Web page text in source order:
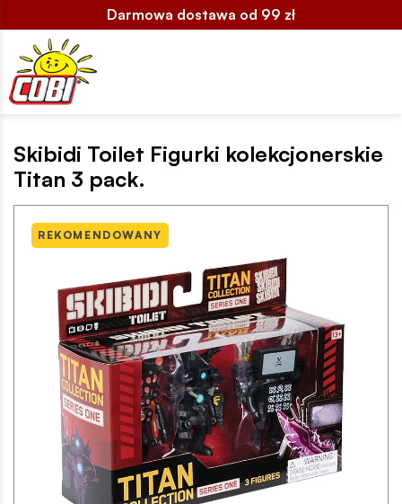
Darmowa dostawa od 99 zł
Skibidi Toilet Figurki kolekcjonerskie
Titan 3 pack.
REKOMENDOWANY